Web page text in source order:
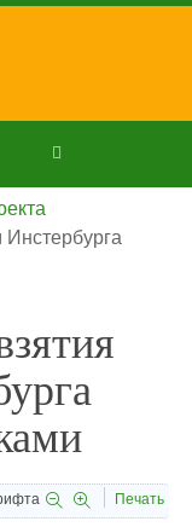
Печать